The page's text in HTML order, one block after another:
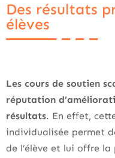
Des résultats
élèves
Les cours de soutien
réputation
résultats. En effet,
individualisée permet
de l’élève et lui offre